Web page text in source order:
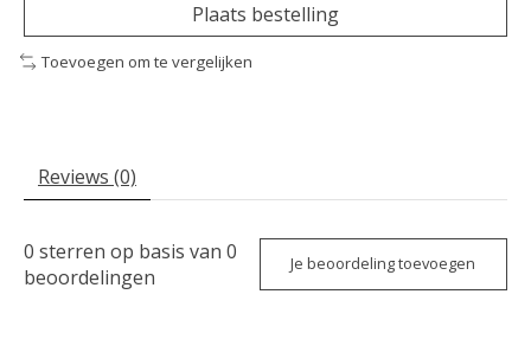
Plaats bestelling
Toevoegen om te vergelijken
Reviews (0)
0 sterren op basis van 0
beoordelingen
Je beoordeling toevoegen